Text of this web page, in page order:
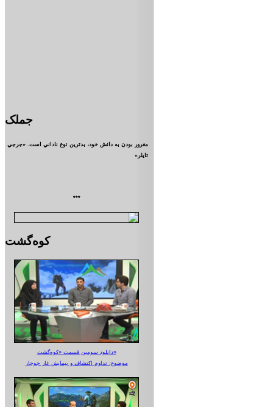
جملک
مغرور بودن به دانش خود، بدترين نوع ناداني است. «جرجي
تايلر»
***
کوه‌گشت
دانلود سومین قسمت «کوه‌گشت»
موضوع: تداوم اکتشاف و پیمایش غار جوجار